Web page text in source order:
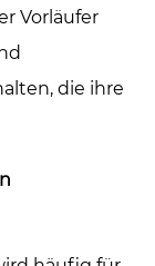
Vorläufer
die ihre